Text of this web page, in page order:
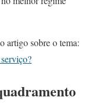
artigo sobre o tema: